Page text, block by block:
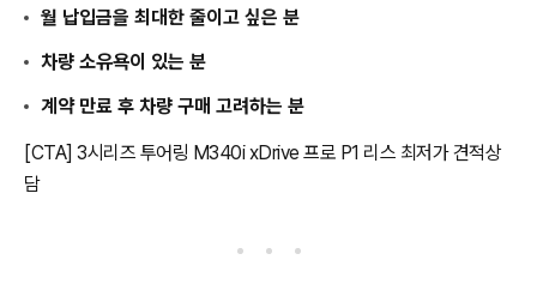
월 납입금을 최대한 줄이고 싶은 분
차량 소유욕이 있는 분
계약 만료 후 차량 구매 고려하는 분
[CTA] 3시리즈 투어링 M340i xDrive 프로 P1 리스 최저가 견적상
담